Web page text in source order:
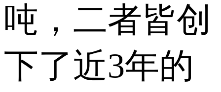
吨，二者皆创
下了近3年的